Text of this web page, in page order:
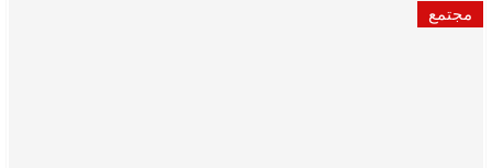
مجتمع